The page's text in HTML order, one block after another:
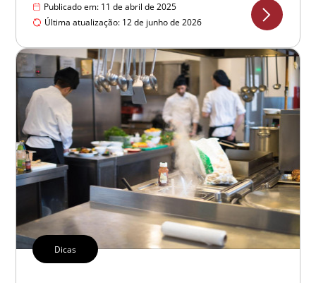
Publicado em: 11 de abril de 2025
Última atualização: 12 de junho de 2026
Dicas